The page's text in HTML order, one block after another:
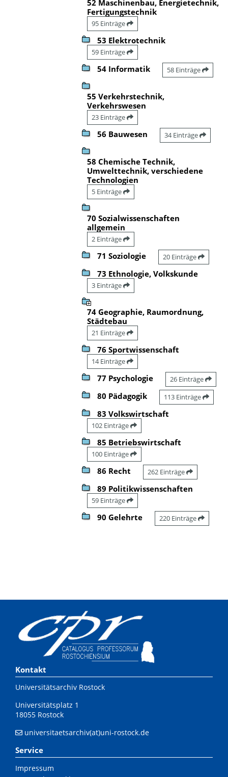
52 Maschinenbau, Energietechnik,
Fertigungstechnik
95 Einträge
53 Elektrotechnik
59 Einträge
54 Informatik 58 Einträge
55 Verkehrstechnik,
Verkehrswesen
23 Einträge
56 Bauwesen 34 Einträge
58 Chemische Technik,
Umwelttechnik, verschiedene
Technologien
5 Einträge
70 Sozialwissenschaften
allgemein
2 Einträge
71 Soziologie 20 Einträge
73 Ethnologie, Volkskunde
3 Einträge
74 Geographie, Raumordnung,
Städtebau
21 Einträge
76 Sportwissenschaft
14 Einträge
77 Psychologie 26 Einträge
80 Pädagogik 113 Einträge
83 Volkswirtschaft
102 Einträge
85 Betriebswirtschaft
100 Einträge
86 Recht 262 Einträge
89 Politikwissenschaften
59 Einträge
90 Gelehrte 220 Einträge
Kontakt
Universitätsarchiv Rostock
Universitätsplatz 1
18055 Rostock
universitaetsarchiv(at)uni-rostock.de
Service
Impressum